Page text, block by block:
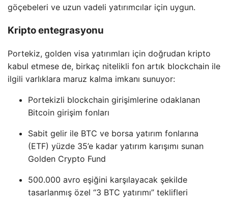
göçebeleri ve uzun vadeli yatırımcılar için uygun.
Kripto entegrasyonu
Portekiz, golden visa yatırımları için doğrudan kripto
kabul etmese de, birkaç nitelikli fon artık blockchain ile
ilgili varlıklara maruz kalma imkanı sunuyor:
Portekizli blockchain girişimlerine odaklanan
Bitcoin girişim fonları
Sabit gelir ile BTC ve borsa yatırım fonlarına
(ETF) yüzde 35’e kadar yatırım karışımı sunan
Golden Crypto Fund
500.000 avro eşiğini karşılayacak şekilde
tasarlanmış özel “3 BTC yatırımı” teklifleri